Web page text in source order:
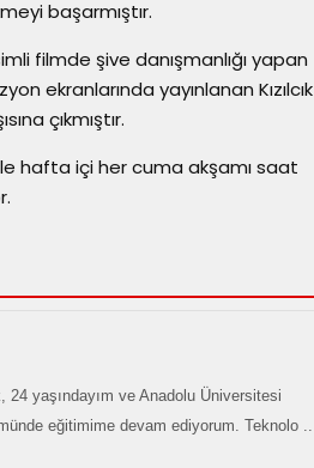
başarmıştır.
filmde şive danışmanlığı yapan
ekranlarında yayınlanan Kızılcık
çıkmıştır.
hafta içi her cuma akşamı saat
24 yaşındayım ve Anadolu Üniversitesi
eğitimime devam ediyorum. Teknolo ..